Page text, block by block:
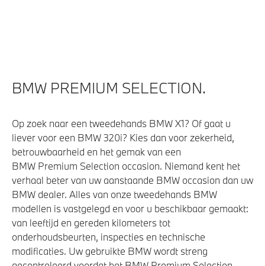
Elektrische voorzieningen
Alarmsysteem klasse 3 (VbV/SCM)
Draadloos oplaadstation
Parkeer assistent
Parking Assistant Professional
Bandenspanningsweergavesysteem
Soft-Close-Automatic voor portieren
Achteruitrijcamera
BMW PREMIUM SELECTION.
Op zoek naar een tweedehands BMW X1? Of gaat u
liever voor een BMW 320i? Kies dan voor zekerheid,
betrouwbaarheid en het gemak van een
BMW Premium Selection occasion. Niemand kent het
verhaal beter van uw aanstaande BMW occasion dan uw
BMW dealer. Alles van onze tweedehands BMW
modellen is vastgelegd en voor u beschikbaar gemaakt:
van leeftijd en gereden kilometers tot
onderhoudsbeurten, inspecties en technische
modificaties. Uw gebruikte BMW wordt streng